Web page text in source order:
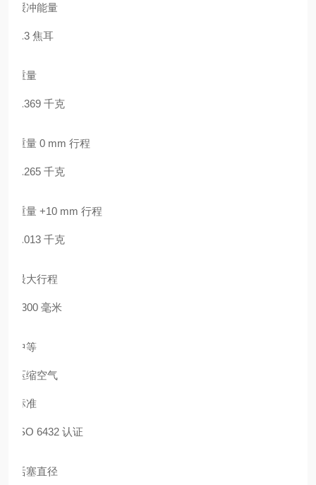
缓冲能量
2.3 焦耳
重量
0.369 千克
重量 0 mm 行程
0.265 千克
重量 +10 mm 行程
0.013 千克
最大行程
1300 毫米
中等
压缩空气
标准
ISO 6432 认证
活塞直径